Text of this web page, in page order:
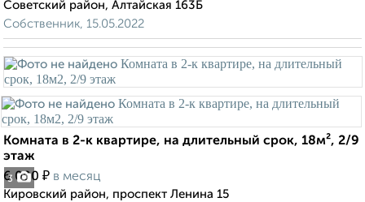
Советский район, Алтайская 163Б
Собственник, 15.05.2022
3
Комната в 2-к квартире, на длительный срок, 18м², 2/9
этаж
6 000 ₽ в месяц
Кировский район, проспект Ленина 15